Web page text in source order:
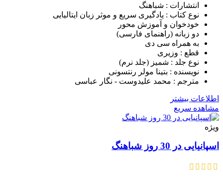
انتشارات : شباهنگ
نوع کتاب : یادگیری سریع و موثر زبان ایتالیایی
خودخوان و آموزش محور
دو زبانه (راهنمای فارسی)
به همراه سی دی
قطع : وزیری
نوع جلد : شمیز (جلد نرم)
نویسنده : بتینا مولر رنتسونی
مترجم : محمد علیدوست - نگار عباسی
اطلاعات بیشتر
مشاهده سریع
ویژه
اسپانیایی در 30 روز شباهنگ